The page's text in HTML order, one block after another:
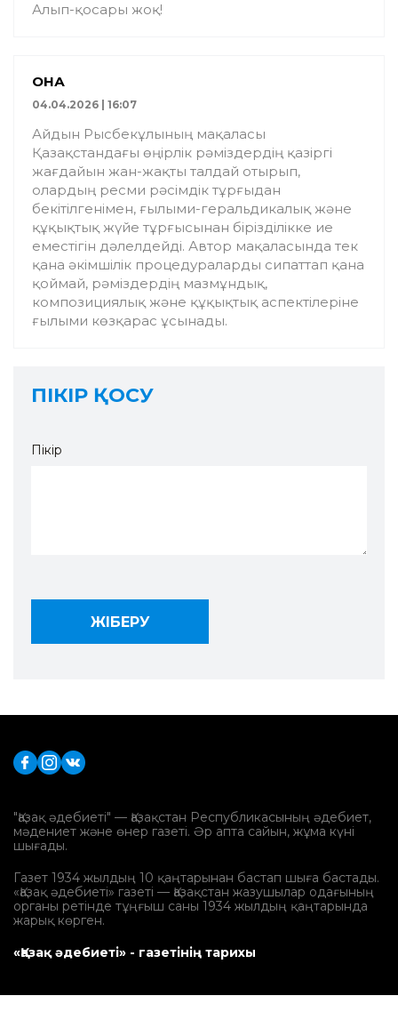
Алып-қосары жоқ!
ҚОНАҚ
04.04.2026 | 16:07
Айдын Рысбекұлының мақаласы
Қазақстандағы өңірлік рәміздердің қазіргі
жағдайын жан-жақты талдай отырып,
олардың ресми рәсімдік тұрғыдан
бекітілгенімен, ғылыми-геральдикалық және
құқықтық жүйе тұрғысынан бірізділікке ие
еместігін дәлелдейді. Автор мақаласында тек
қана әкімшілік процедураларды сипаттап қана
қоймай, рәміздердің мазмұндық,
композициялық және құқықтық аспектілеріне
ғылыми көзқарас ұсынады.
ПІКІР ҚОСУ
Пікір
"Қазақ әдебиеті" — Қазақстан Республикасының әдебиет,
мәдениет және өнер газеті. Әр апта сайын, жұма күні
шығады.
Газет 1934 жылдың 10 қаңтарынан бастап шыға бастады.
«Қазақ әдебиеті» газеті — Қазақстан жазушылар одағының
органы ретінде тұңғыш саны 1934 жылдың қаңтарында
жарық көрген.
«Қазақ әдебиеті» - газетінің тарихы